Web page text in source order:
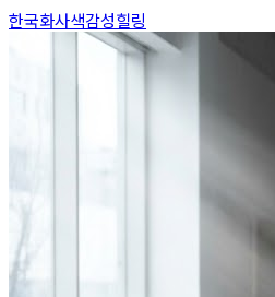
한국화사색감성힐링